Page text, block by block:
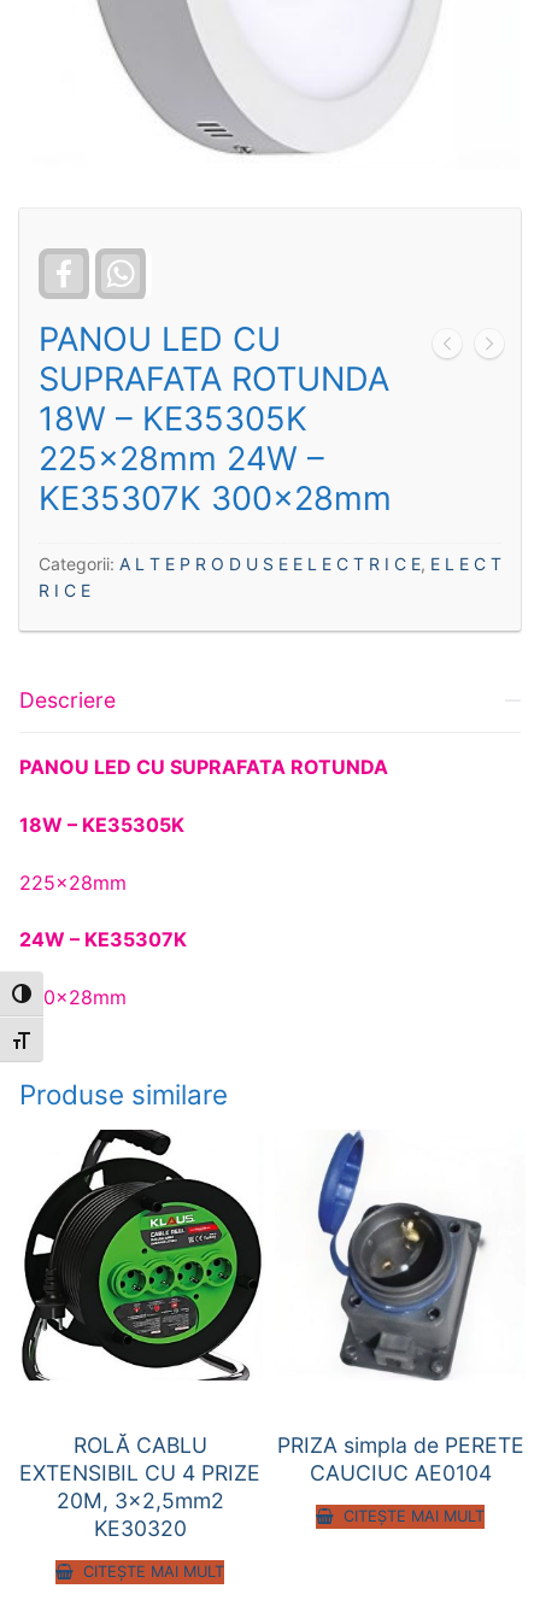
Toggle High Contrast
Toggle Font size
Facebook
PANOU LED CU
SUPRAFATA ROTUNDA
18W – KE35305K
225x28mm 24W –
KE35307K 300x28mm
Categorii: A L T E P R O D U S E E L E C T R I C E, E L E C T
R I C E
Descriere
PANOU LED CU SUPRAFATA ROTUNDA
18W – KE35305K
225x28mm
24W – KE35307K
300x28mm
Produse similare
ROLĂ CABLU
EXTENSIBIL CU 4 PRIZE
20M, 3×2,5mm2
KE30320
CITEȘTE MAI MULT
PRIZA simpla de PERETE
CAUCIUC AE0104
CITEȘTE MAI MULT